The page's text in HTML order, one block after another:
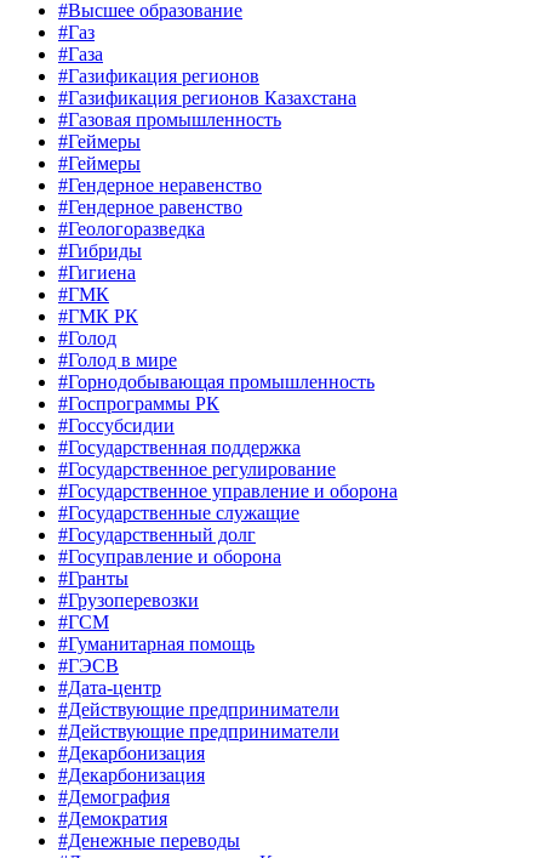
#Высшее образование
#Газ
#Газа
#Газификация регионов
#Газификация регионов Казахстана
#Газовая промышленность
#Геймеры
#Геймеры
#Гендерное неравенство
#Гендерное равенство
#Геологоразведка
#Гибриды
#Гигиена
#ГМК
#ГМК РК
#Голод
#Голод в мире
#Горнодобывающая промышленность
#Госпрограммы РК
#Госсубсидии
#Государственная поддержка
#Государственное регулирование
#Государственное управление и оборона
#Государственные служащие
#Государственный долг
#Госуправление и оборона
#Гранты
#Грузоперевозки
#ГСМ
#Гуманитарная помощь
#ГЭСВ
#Дата-центр
#Действующие предприниматели
#Действующие предприниматели
#Декарбонизация
#Декарбонизация
#Демография
#Демократия
#Денежные переводы